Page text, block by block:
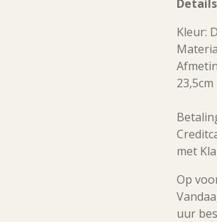
Kleur:
met
Op
uur